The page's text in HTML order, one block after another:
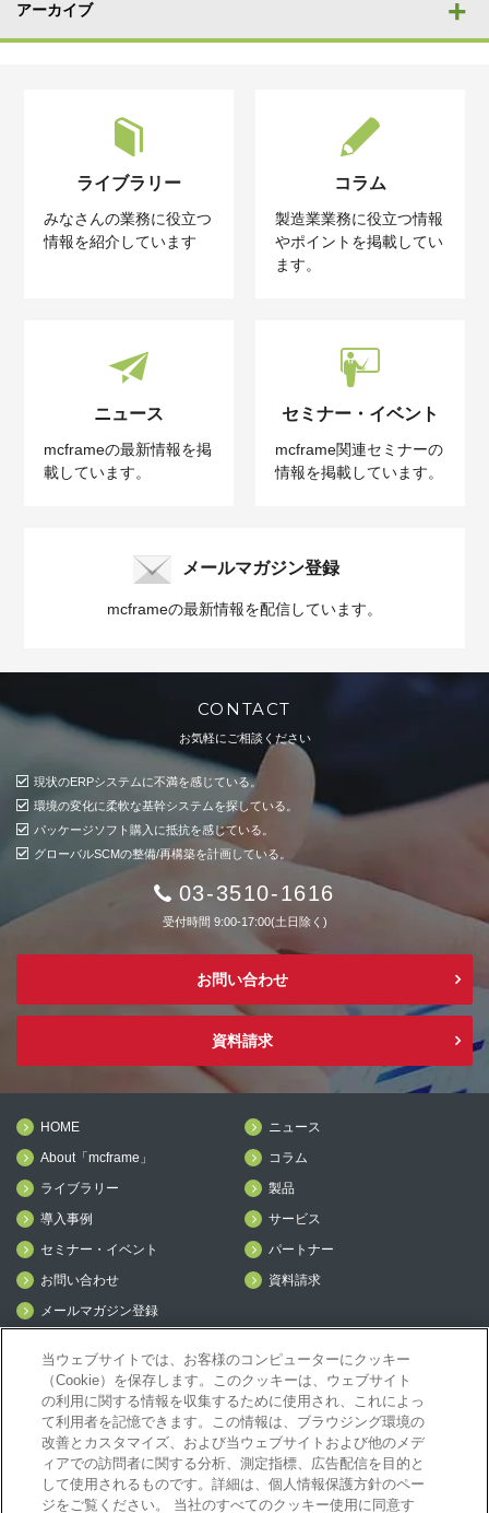
アーカイブ
ライブラリー
みなさんの業務に役立つ
情報を紹介しています
コラム
製造業業務に役立つ情報
やポイントを掲載してい
ます。
ニュース
mcframeの最新情報を掲
載しています。
セミナー・イベント
mcframe関連セミナーの
情報を掲載しています。
メールマガジン登録
mcframeの最新情報を配信しています。
CONTACT
お気軽にご相談ください
現状のERPシステムに不満を感じている。
環境の変化に柔軟な基幹システムを探している。
パッケージソフト購入に抵抗を感じている。
グローバルSCMの整備/再構築を計画している。
03-3510-1616
受付時間 9:00-17:00(土日除く)
お問い合わせ
資料請求
HOME
ニュース
About「mcframe」
コラム
ライブラリー
製品
導入事例
サービス
セミナー・イベント
パートナー
お問い合わせ
資料請求
メールマガジン登録
mcframeナビ（ユーザ登録者）
mcframeユーザ会サイト（MCUG会員専用）
ID発行をご希望の方はこちら
パートナー専用サイト
当ウェブサイトでは、お客様のコンピューターにクッキー
（Cookie）を保存します。このクッキーは、ウェブサイト
の利用に関する情報を収集するために使用され、これによっ
て利用者を記憶できます。この情報は、ブラウジング環境の
改善とカスタマイズ、および当ウェブサイトおよび他のメデ
ィアでの訪問者に関する分析、測定指標、広告配信を目的と
して使用されるものです。詳細は、個人情報保護方針のペー
ジをご覧ください。 当社のすべてのクッキー使用に同意す